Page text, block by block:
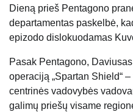
Dieną prieš Pentagono
departamentas paskelbė,
epizodo dislokuodamas
Pasak Pentagono,
operaciją „Spartan Shield“
centrinės vadovybės
galimų priešų visame